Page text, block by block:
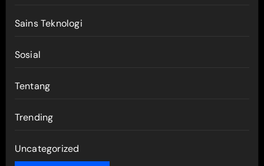
Sains Teknologi
Sosial
Tentang
Trending
Uncategorized